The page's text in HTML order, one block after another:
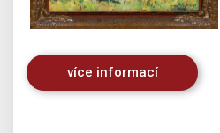
více informací